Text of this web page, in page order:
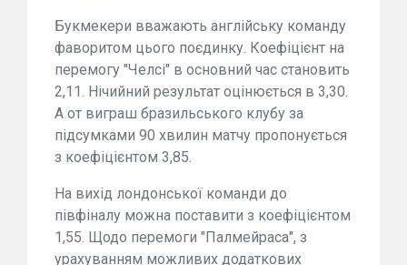
Букмекери вважають англійську команду
фаворитом цього поєдинку. Коефіцієнт на
перемогу "Челсі" в основний час становить
2,11. Нічийний результат оцінюється в 3,30.
А от виграш бразильського клубу за
підсумками 90 хвилин матчу пропонується
з коефіцієнтом 3,85.
На вихід лондонської команди до
півфіналу можна поставити з коефіцієнтом
1,55. Щодо перемоги "Палмейраса", з
урахуванням можливих додаткових